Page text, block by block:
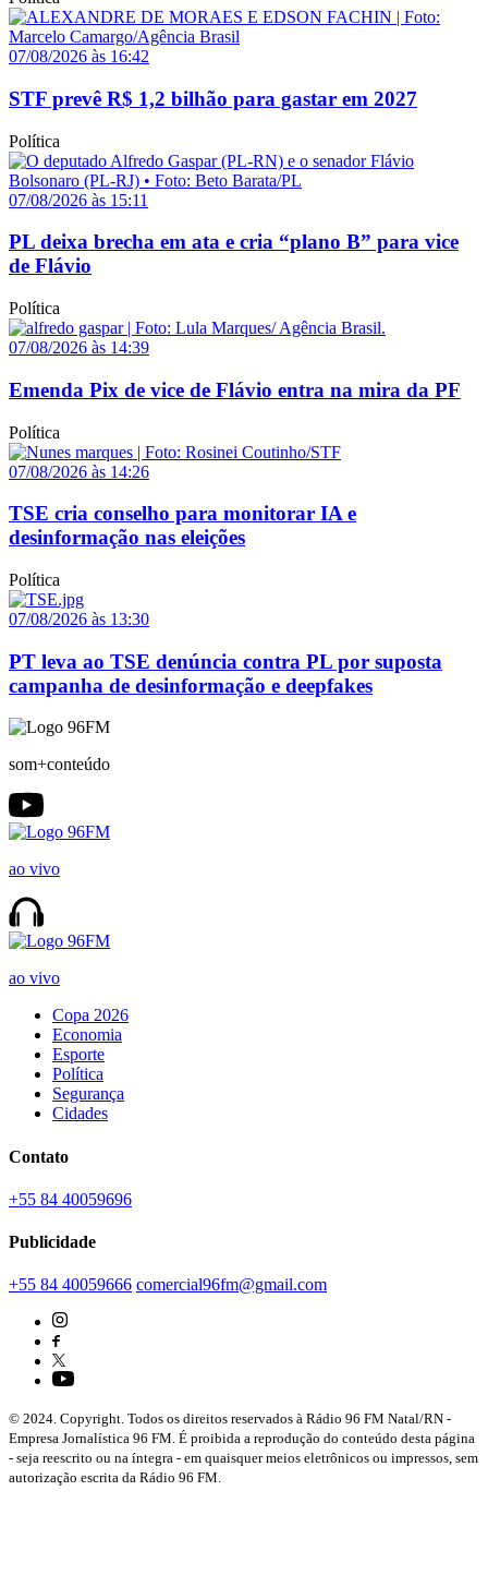
07/08/2026 às 16:42
STF prevê R$ 1,2 bilhão para gastar em 2027
Política
07/08/2026 às 15:11
PL deixa brecha em ata e cria “plano B” para vice
de Flávio
Política
07/08/2026 às 14:39
Emenda Pix de vice de Flávio entra na mira da PF
Política
07/08/2026 às 14:26
TSE cria conselho para monitorar IA e
desinformação nas eleições
Política
07/08/2026 às 13:30
PT leva ao TSE denúncia contra PL por suposta
campanha de desinformação e deepfakes
som+conteúdo
ao vivo
ao vivo
Copa 2026
Economia
Esporte
Política
Segurança
Cidades
Contato
+55 84 40059696
Publicidade
+55 84 40059666 comercial96fm@gmail.com
© 2024. Copyright. Todos os direitos reservados à Rádio 96 FM Natal/RN -
Empresa Jornalística 96 FM. É proibida a reprodução do conteúdo desta página
- seja reescrito ou na íntegra - em quaisquer meios eletrônicos ou impressos, sem
autorização escrita da Rádio 96 FM.